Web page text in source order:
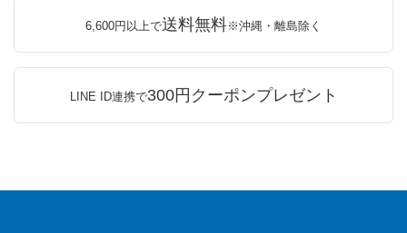
6,600円以上で送料無料※沖縄・離島除く
LINE ID連携で300円クーポンプレゼント